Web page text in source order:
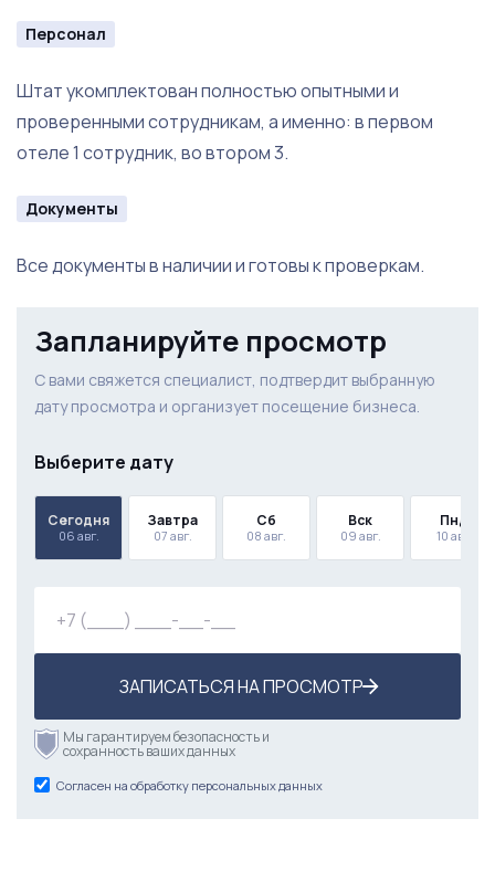
Личный опыт по ведению и развитию бизнеса
Удобная транспортная доступность
Персонал
Штат укомплектован полностью опытными и
проверенными сотрудникам, а именно: в первом
отеле 1 сотрудник, во втором 3.
Документы
Все документы в наличии и готовы к проверкам.
Запланируйте просмотр
С вами свяжется специалист, подтвердит выбранную
дату просмотра и организует посещение бизнеса.
Выберите дату
Сегодня
06 авг.
Завтра
07 авг.
Сб
08 авг.
Вск
09 авг.
Пнд
10 авг.
ЗАПИСАТЬСЯ НА ПРОСМОТР
Мы гарантируем безопасность и
сохранность ваших данных
Согласен на обработку персональных данных